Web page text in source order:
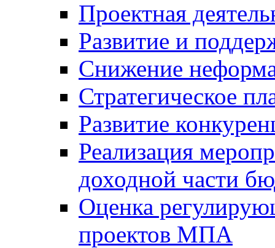
Проектная
Развитие и
Снижение
Стратегическое
Развитие
Реализация
доходной части
Оценка
проектов МПА